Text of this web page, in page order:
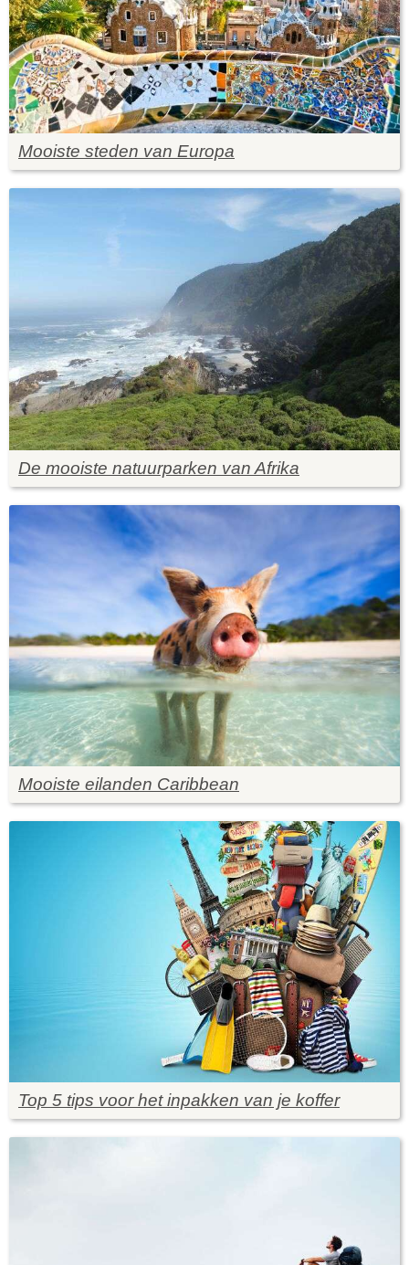
Mooiste steden van Europa
De mooiste natuurparken van Afrika
Mooiste eilanden Caribbean
Top 5 tips voor het inpakken van je koffer